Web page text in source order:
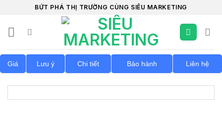
BỨT PHÁ THỊ TRƯỜNG CÙNG SIÊU MARKETING
Giá Lưu ý Chi tiết Bảo hành Liên hệ